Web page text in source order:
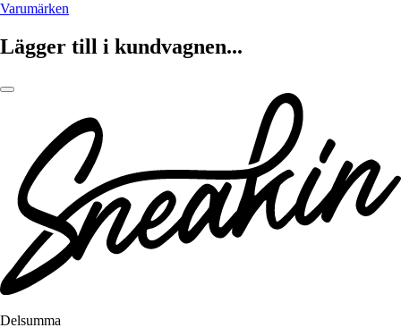
Varumärken
Lägger till i kundvagnen...
Delsumma